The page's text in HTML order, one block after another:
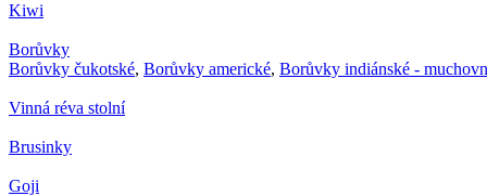
Kiwi
Borůvky
Borůvky čukotské, Borůvky americké, Borůvky indiánské -
Vinná réva stolní
Brusinky
Goji